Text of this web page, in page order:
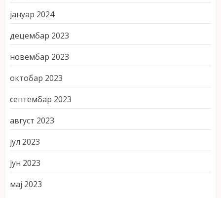
јануар 2024
децембар 2023
новембар 2023
октобар 2023
септембар 2023
август 2023
јул 2023
јун 2023
мај 2023